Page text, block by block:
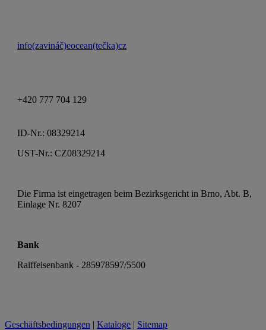
info(zavináč)eocean(tečka)cz
+420 777 704 129
ID-Nr.: 08329214
UST-Nr.: CZ08329214
Die Firma ist eingetragen beim Bezirksgericht in Brno, Abt. B,
Einlage Nr. 8207
Bank
Raiffeisenbank - 285978597/5500
Geschäftsbedingungen | Kataloge | Sitemap